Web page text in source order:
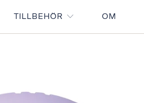
TILLBEHÖR OM